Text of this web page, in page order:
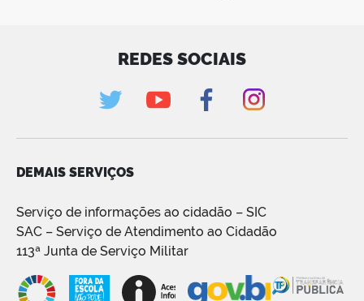
REDES SOCIAIS
DEMAIS SERVIÇOS
Serviço de informações ao cidadão – SIC
SAC – Serviço de Atendimento ao Cidadão
113ª Junta de Serviço Militar